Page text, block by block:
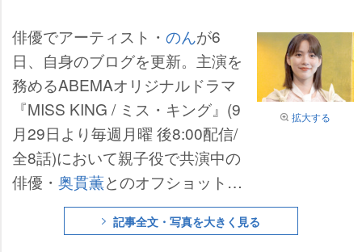
拡大する
俳優でアーティスト・ のんが6
日、自身のブログを更新。主演を
務めるABEMAオリジナルドラマ
『MISS KING / ミス・キング』(9
月29日より毎週月曜 後8:00配信/
全8話)において親子役で共演中の
俳優・ 奥貫薫とのオフショットを
公開した。
記事全文・写真を大きく見る